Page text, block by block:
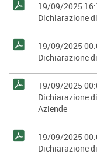
19/09/2025
Dichiarazione
19/09/2025
Dichiarazione
19/09/2025
Dichiarazione
Aziende
19/09/2025
Dichiarazione